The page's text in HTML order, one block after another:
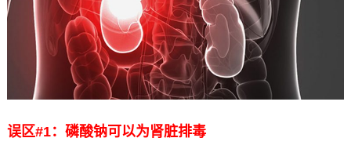
误区#1：磷酸钠可以为肾脏排毒